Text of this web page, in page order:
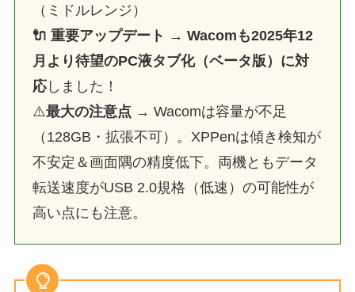
（ミドルレンジ）
🔌 重要アップデート → Wacomも2025年12
月より待望のPC液タブ化（ベータ版）に対
応しました！
⚠️最大の注意点 → Wacomは容量が不足
（128GB・拡張不可）。XPPenは傾き検知が
不安定＆画面隅の精度低下。両機ともデータ
転送速度がUSB 2.0規格（低速）の可能性が
高い点にも注意。